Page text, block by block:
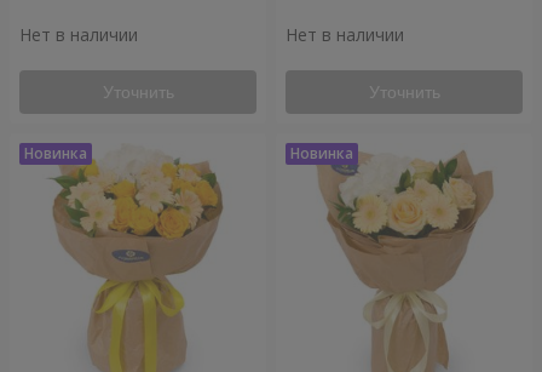
Нет в наличии
Уточнить
Нет в наличии
Уточнить